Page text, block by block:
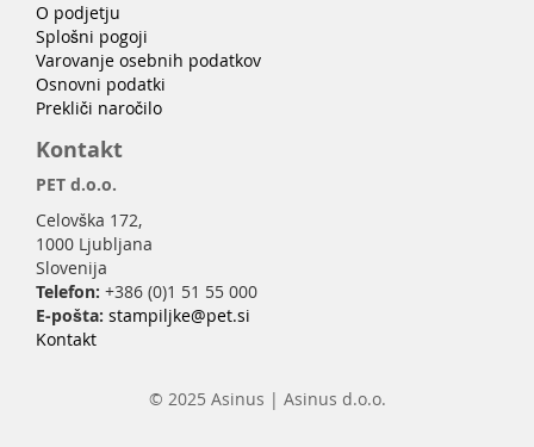
O podjetju
Splošni pogoji
Varovanje osebnih podatkov
Osnovni podatki
Prekliči naročilo
Kontakt
PET d.o.o.
Celovška 172,
1000 Ljubljana
Slovenija
Telefon: +386 (0)1 51 55 000
E-pošta: stampiljke@pet.si
Kontakt
© 2025 Asinus | Asinus d.o.o.